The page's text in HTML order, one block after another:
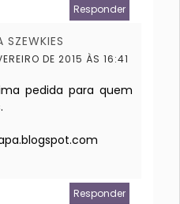
Responder
SZEWKIES
DE 2015 ÀS 16:41
pedida para quem
Responder